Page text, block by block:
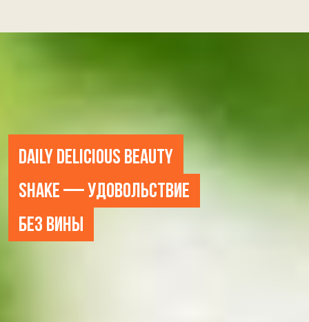
DAILY DELICIOUS BEAUTY
SHAKE — УДОВОЛЬСТВИЕ
БЕЗ ВИНЫ